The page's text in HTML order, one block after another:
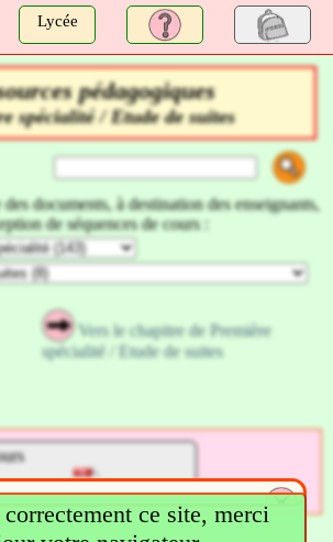
ce site, merci
Lycée
pédagogiques
spécialité / Etude de suites
documents, à destination des enseignants,
de séquences de cours :
Vers le chapitre de Première
spécialité / Etude de suites